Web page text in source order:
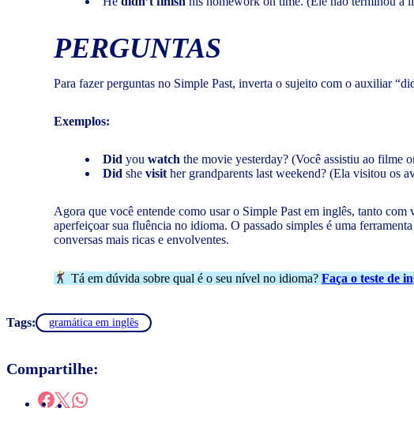
PERGUNTAS
Para fazer perguntas no Simple Past, inverta o sujeito com o auxiliar
Exemplos:
Did you watch the movie yesterday? (Você assistiu ao filme
Did she visit her grandparents last weekend? (Ela visitou os
Agora que você entende como usar o Simple Past em inglês, tanto
aperfeiçoar sua fluência no idioma. O passado simples é uma
conversas mais ricas e envolventes.
Tá em dúvida sobre qual é o seu nível no idioma?Faça o teste de
Tags: gramática em inglês
Compartilhe: